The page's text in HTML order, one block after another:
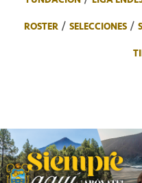
ROSTER
SELECCIONES